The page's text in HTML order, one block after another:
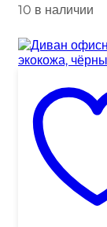
10 в наличии